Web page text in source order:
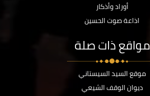
أوراد وأذكار
اذاعة صوت الحسين
مواقع ذات صلة
موقع السيد السيستاني
ديوان الوقف الشيعي